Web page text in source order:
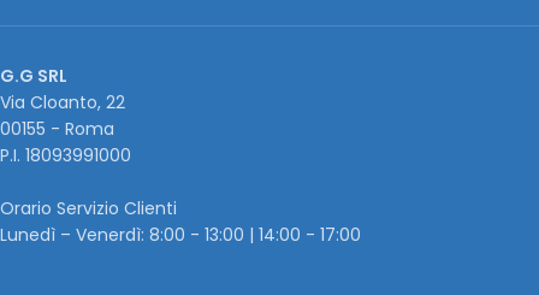
G.G SRL
Via Cloanto, 22
00155 - Roma
P.I. ‭18093991000
Orario Servizio Clienti
Lunedì – Venerdì: 8:00 - 13:00 | 14:00 - 17:00